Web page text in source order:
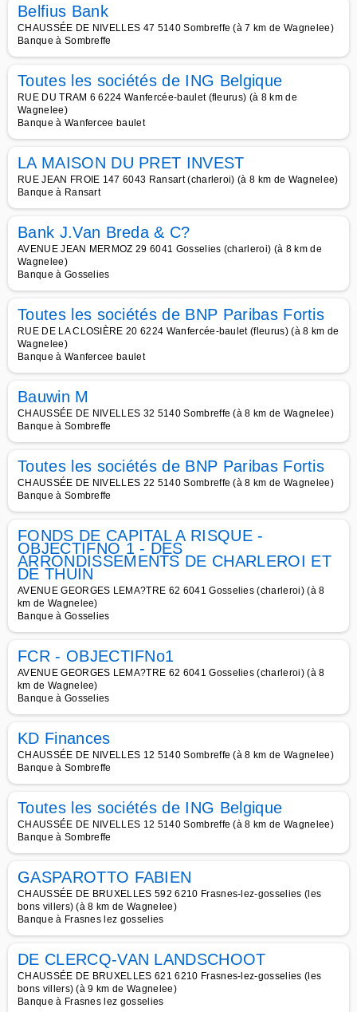
Belfius Bank
CHAUSSÉE DE NIVELLES 47 5140 Sombreffe (à 7 km de Wagnelee)
Banque à Sombreffe
Toutes les sociétés de ING Belgique
RUE DU TRAM 6 6224 Wanfercée-baulet (fleurus) (à 8 km de
Wagnelee)
Banque à Wanfercee baulet
LA MAISON DU PRET INVEST
RUE JEAN FROIE 147 6043 Ransart (charleroi) (à 8 km de Wagnelee)
Banque à Ransart
Bank J.Van Breda & C?
AVENUE JEAN MERMOZ 29 6041 Gosselies (charleroi) (à 8 km de
Wagnelee)
Banque à Gosselies
Toutes les sociétés de BNP Paribas Fortis
RUE DE LA CLOSIÈRE 20 6224 Wanfercée-baulet (fleurus) (à 8 km de
Wagnelee)
Banque à Wanfercee baulet
Bauwin M
CHAUSSÉE DE NIVELLES 32 5140 Sombreffe (à 8 km de Wagnelee)
Banque à Sombreffe
Toutes les sociétés de BNP Paribas Fortis
CHAUSSÉE DE NIVELLES 22 5140 Sombreffe (à 8 km de Wagnelee)
Banque à Sombreffe
FONDS DE CAPITAL A RISQUE -
OBJECTIFNO 1 - DES
ARRONDISSEMENTS DE CHARLEROI ET
DE THUIN
AVENUE GEORGES LEMA?TRE 62 6041 Gosselies (charleroi) (à 8
km de Wagnelee)
Banque à Gosselies
FCR - OBJECTIFNo1
AVENUE GEORGES LEMA?TRE 62 6041 Gosselies (charleroi) (à 8
km de Wagnelee)
Banque à Gosselies
KD Finances
CHAUSSÉE DE NIVELLES 12 5140 Sombreffe (à 8 km de Wagnelee)
Banque à Sombreffe
Toutes les sociétés de ING Belgique
CHAUSSÉE DE NIVELLES 12 5140 Sombreffe (à 8 km de Wagnelee)
Banque à Sombreffe
GASPAROTTO FABIEN
CHAUSSÉE DE BRUXELLES 592 6210 Frasnes-lez-gosselies (les
bons villers) (à 8 km de Wagnelee)
Banque à Frasnes lez gosselies
DE CLERCQ-VAN LANDSCHOOT
CHAUSSÉE DE BRUXELLES 621 6210 Frasnes-lez-gosselies (les
bons villers) (à 9 km de Wagnelee)
Banque à Frasnes lez gosselies